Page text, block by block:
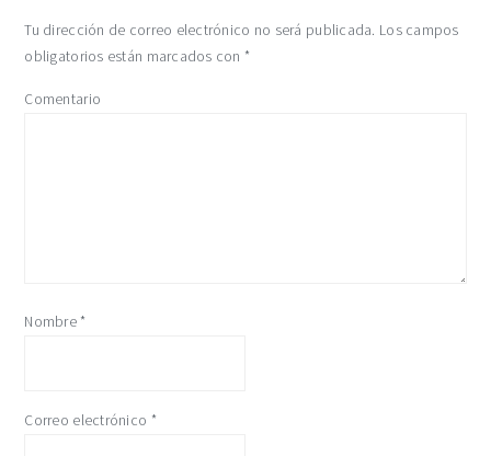
con
los
lectores
Tu dirección de correo electrónico no será publicada. Los campos
obligatorios están marcados con *
Comentario
Nombre *
Correo electrónico *